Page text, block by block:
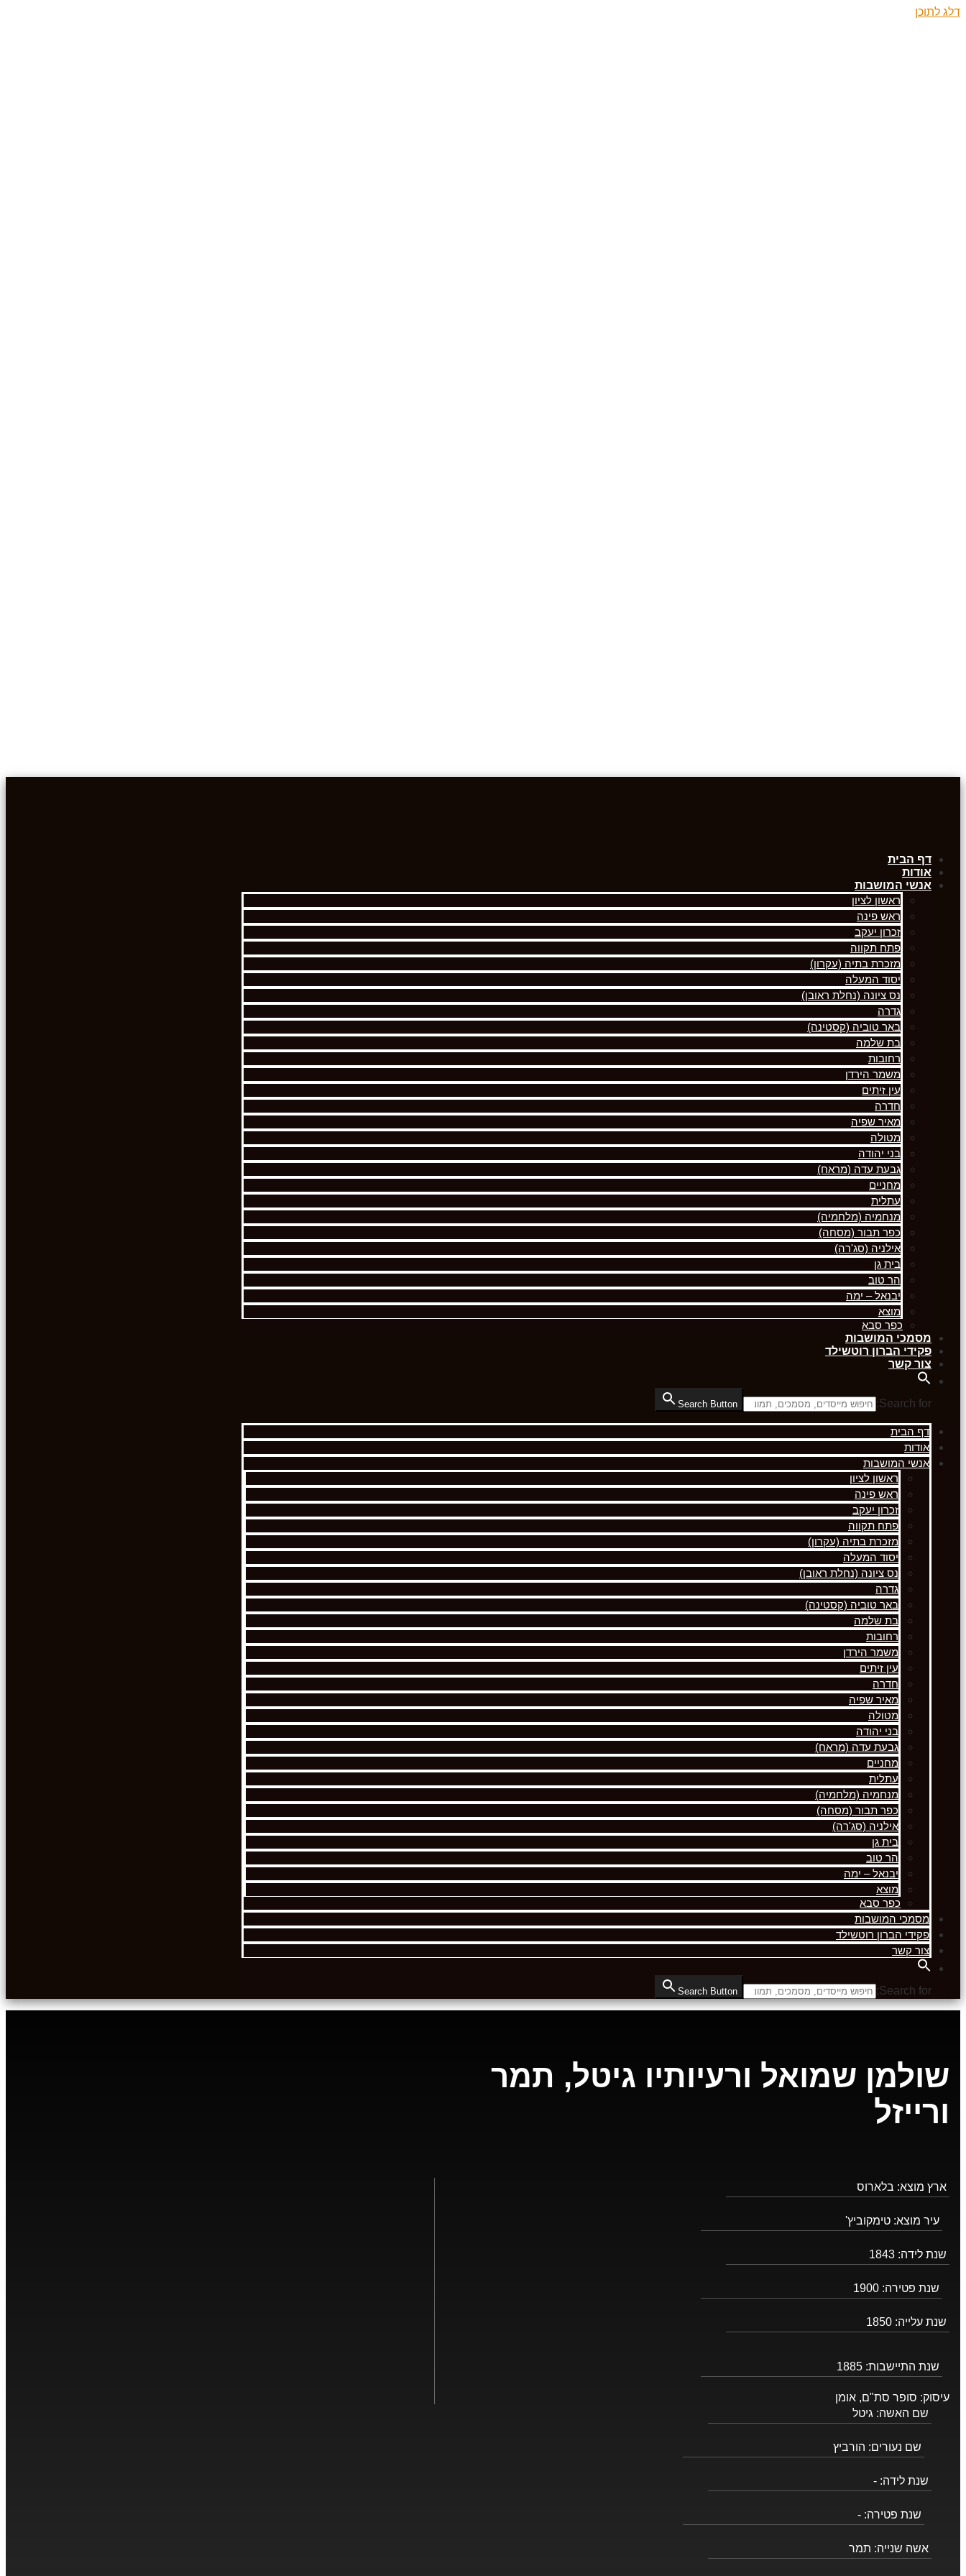
דלג לתוכן
דף הבית
אודות
אנשי המושבות
ראשון לציון
ראש פינה
זכרון יעקב
פתח תקווה
מזכרת בתיה (עקרון)
יסוד המעלה
נס ציונה (נחלת ראובן)
גדרה
באר טוביה (קסטינה)
בת שלמה
רחובות
משמר הירדן
עין זיתים
חדרה
מאיר שפיה
מטולה
בני יהודה
גבעת עדה (מראח)
מחניים
עתלית
מנחמיה (מלחמיה)
כפר תבור (מסחה)
אילניה (סג'רה)
בית גן
הר טוב
יבנאל – ימה
מוצא
כפר סבא
מסמכי המושבות
פקידי הברון רוטשילד
צור קשר
Search for:
Search Button
דף הבית
אודות
אנשי המושבות
ראשון לציון
ראש פינה
זכרון יעקב
פתח תקווה
מזכרת בתיה (עקרון)
יסוד המעלה
נס ציונה (נחלת ראובן)
גדרה
באר טוביה (קסטינה)
בת שלמה
רחובות
משמר הירדן
עין זיתים
חדרה
מאיר שפיה
מטולה
בני יהודה
גבעת עדה (מראח)
מחניים
עתלית
מנחמיה (מלחמיה)
כפר תבור (מסחה)
אילניה (סג'רה)
בית גן
הר טוב
יבנאל – ימה
מוצא
כפר סבא
מסמכי המושבות
פקידי הברון רוטשילד
צור קשר
Search for:
Search Button
שולמן שמואל ורעיותיו גיטל, תמר
ורייזל
ארץ מוצא: בלארוס
עיר מוצא: טימקוביץ'
שנת לידה: 1843
שנת פטירה: 1900
שנת עלייה: 1850
שנת התיישבות: 1885
עיסוק: סופר סת"ם, אומן
שם האשה: גיטל
שם נעורים: הורביץ
שנת לידה: -
שנת פטירה: -
אשה שנייה: תמר